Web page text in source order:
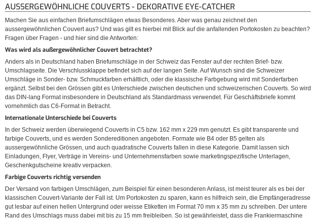
AUSSERGEWÖHNLICHE COUVERTS - DEKORATIVE EYE-CATCHER
Machen Sie aus einfachen Briefumschlägen etwas Besonderes. Aber was genau zeichnet den
aussergewöhnlichen Couvert aus? Und was gilt es hierbei mit Blick auf die anfallenden Portokosten zu beachten?
Fragen über Fragen - und hier sind die Antworten:
Was wird als außergewöhnlicher Couvert betrachtet?
Anders als in Deutschland haben Briefumschläge in der Schweiz das Fenster auf der rechten Brief- bzw.
Umschlagseite. Die Verschlussklappe befindet sich auf der langen Seite. Auf Wunsch sind die Schweizer
Umschläge in Sonder- bzw. Schmuckfarben erhältlich, oder die klassische Farbgebung wird mit Sonderfarben
ergänzt. Selbst bei den Grössen gibt es Unterschiede zwischen deutschen und schweizerischen Couverts. So wird
das DIN-lang Format insbesondere in Deutschland als Standardmass verwendet. Für Geschäftsbriefe kommt
vornehmlich das C6-Format in Betracht.
Internationale Unterschiede bei Couverts
In der Schweiz werden überwiegend Couverts in C5 bzw. 162 mm x 229 mm genutzt. Es gibt transparente und
farbige Couverts, und es werden Sondereditionen angeboten. Formate wie B4 oder B5 gelten als
aussergewöhnliche Grössen, und auch quadratische Couverts fallen in diese Kategorie. Damit lassen sich
Einladungen, Flyer, Verträge in Vereins- und Unternehmensfarben sowie marketingspezifische Unterlagen,
Geschenkgutscheine kreativ verpacken.
Farbige Couverts richtig versenden
Der Versand von farbigen Umschlägen, zum Beispiel für einen besonderen Anlass, ist meist teurer als es bei der
klassischen Couvert-Variante der Fall ist. Um Portokosten zu sparen, kann es hilfreich sein, die Empfängeradresse
gut lesbar auf einen hellen Untergrund oder weisse Etiketten im Format 70 mm x 35 mm zu schreiben. Der untere
Rand des Umschlags muss dabei mit bis zu 15 mm freibleiben. So ist gewährleistet, dass die Frankiermaschine